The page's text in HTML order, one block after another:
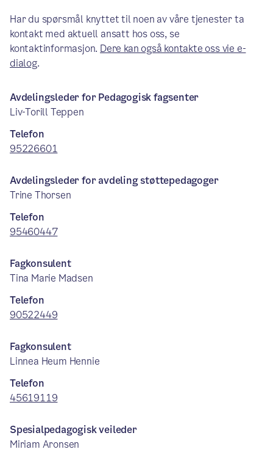
Har du spørsmål knyttet til noen av våre tjenester ta
kontakt med aktuell ansatt hos oss, se
kontaktinformasjon. Dere kan også kontakte oss vie e-
dialog.
Avdelingsleder for Pedagogisk fagsenter
Liv-Torill Teppen
Telefon
95226601
Avdelingsleder for avdeling støttepedagoger
Trine Thorsen
Telefon
95460447
Fagkonsulent
Tina Marie Madsen
Telefon
90522449
Fagkonsulent
Linnea Heum Hennie
Telefon
45619119
Spesialpedagogisk veileder
Miriam Aronsen